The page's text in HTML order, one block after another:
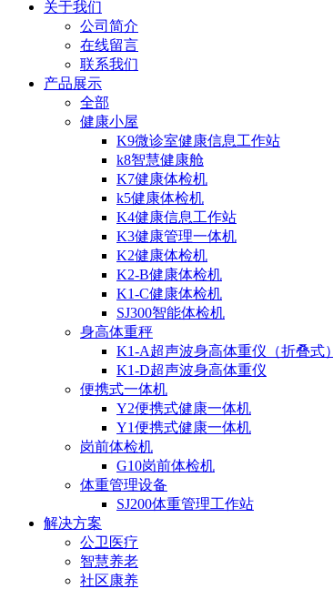
关于我们
公司简介
在线留言
联系我们
产品展示
全部
健康小屋
K9微诊室健康信息工作站
k8智慧健康舱
K7健康体检机
k5健康体检机
K4健康信息工作站
K3健康管理一体机
K2健康体检机
K2-B健康体检机
K1-C健康体检机
SJ300智能体检机
身高体重秤
K1-A超声波身高体重仪（折叠式）
K1-D超声波身高体重仪
便携式一体机
Y2便携式健康一体机
Y1便携式健康一体机
岗前体检机
G10岗前体检机
体重管理设备
SJ200体重管理工作站
解决方案
公卫医疗
智慧养老
社区康养